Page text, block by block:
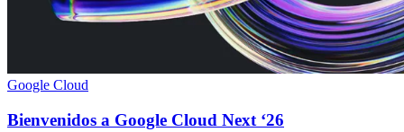
Google Cloud
Bienvenidos a Google Cloud Next ‘26